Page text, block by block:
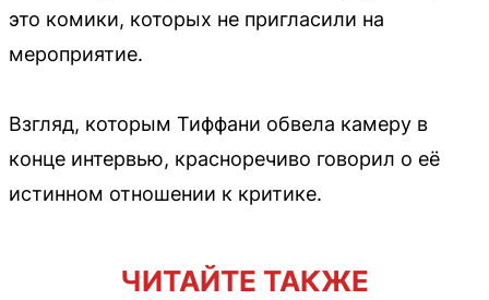
это комики, которых не пригласили на
мероприятие.
Взгляд, которым Тиффани обвела камеру в
конце интервью, красноречиво говорил о её
истинном отношении к критике.
ЧИТАЙТЕ ТАКЖЕ